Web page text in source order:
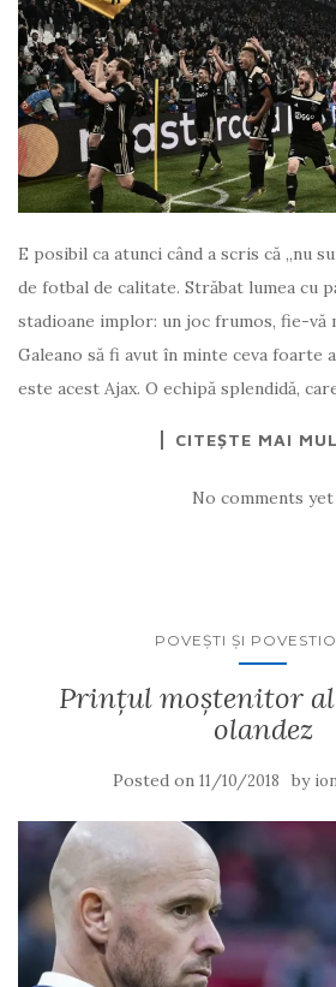
E posibil ca atunci când a scris că „nu
de fotbal de calitate. Străbat lumea cu
stadioane implor: un joc frumos, fie-vă
Galeano să fi avut în minte ceva foarte
este acest Ajax. O echipă splendidă,
CITEȘTE MAI
No comments yet
POVEŞTI ŞI
Prinţul moştenitor
olandez
Posted on 11/10/2018 by